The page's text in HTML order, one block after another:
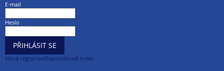
E-mail
Heslo
PŘIHLÁSIT SE
Nová registraceZapomenuté heslo